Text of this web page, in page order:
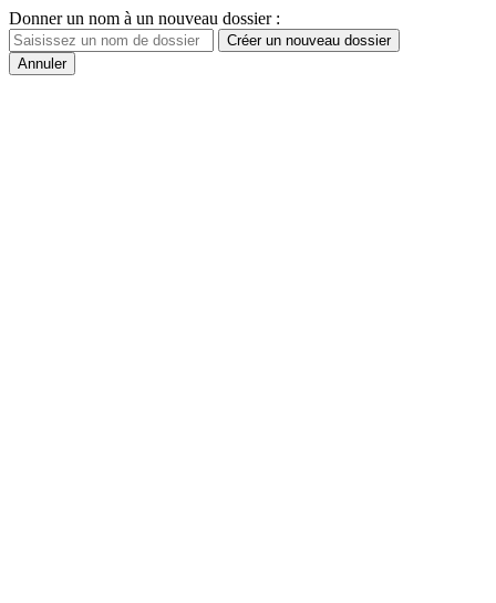
Donner un nom à un nouveau dossier :
Créer un nouveau dossier
Annuler